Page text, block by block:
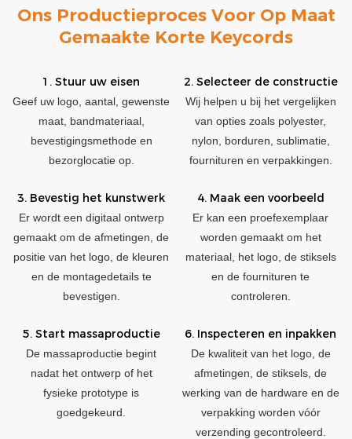
Ons Productieproces Voor Op Maat
Gemaakte Korte Keycords
1. Stuur uw eisen
Geef uw logo, aantal, gewenste
maat, bandmateriaal,
bevestigingsmethode en
bezorglocatie op.
2. Selecteer de constructie
Wij helpen u bij het vergelijken
van opties zoals polyester,
nylon, borduren, sublimatie,
fournituren en verpakkingen.
3. Bevestig het kunstwerk
Er wordt een digitaal ontwerp
gemaakt om de afmetingen, de
positie van het logo, de kleuren
en de montagedetails te
bevestigen.
4. Maak een voorbeeld
Er kan een proefexemplaar
worden gemaakt om het
materiaal, het logo, de stiksels
en de fournituren te
controleren.
5. Start massaproductie
De massaproductie begint
nadat het ontwerp of het
fysieke prototype is
goedgekeurd.
6. Inspecteren en inpakken
De kwaliteit van het logo, de
afmetingen, de stiksels, de
werking van de hardware en de
verpakking worden vóór
verzending gecontroleerd.